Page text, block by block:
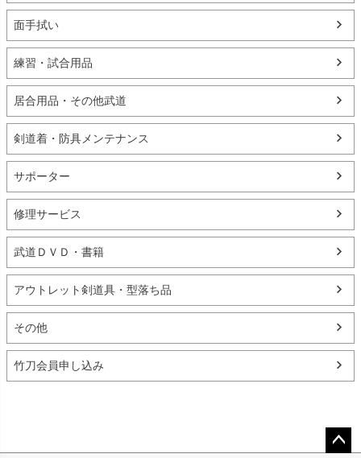
面手拭い
練習・試合用品
居合用品・その他武道
剣道着・防具メンテナンス
サポーター
修理サービス
武道ＤＶＤ・書籍
アウトレット剣道具・型落ち品
その他
竹刀会員申し込み